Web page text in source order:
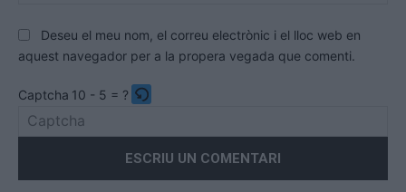
Deseu el meu nom, el correu electrònic i el lloc web en
aquest navegador per a la propera vegada que comenti.
Captcha 10 - 5 = ?
the